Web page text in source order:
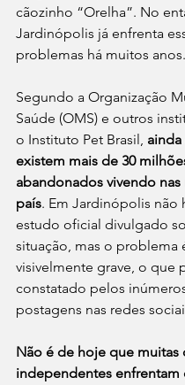
cãozinho “Orelha”. No
Jardinópolis já enfrenta
problemas há muitos anos.
Segundo a Organização
Saúde (OMS) e outros
o Instituto Pet Brasil, ainda
existem mais de 30
abandonados vivendo nas
país. Em Jardinópolis não
estudo oficial divulgado
situação, mas o problema
visivelmente grave, o que
constatado pelos
postagens nas redes
Não é de hoje que muitas
independentes enfrentam